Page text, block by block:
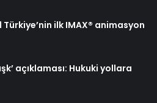
ilk IMAX® animasyon
açıklaması: Hukuki yollara